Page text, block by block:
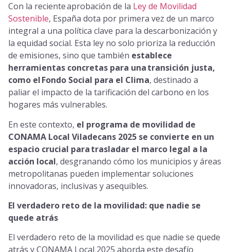
Con la reciente aprobación de la Ley de Movilidad
Sostenible, España dota por primera vez de un marco
integral a una política clave para la descarbonización y
la equidad social. Esta ley no solo prioriza la reducción
de emisiones, sino que también establece
herramientas concretas para una transición justa,
como el Fondo Social para el Clima, destinado a
paliar el impacto de la tarificación del carbono en los
hogares más vulnerables.
En este contexto, el programa de movilidad de
CONAMA Local Viladecans 2025 se convierte en un
espacio crucial para trasladar el marco legal a la
acción local, desgranando cómo los municipios y áreas
metropolitanas pueden implementar soluciones
innovadoras, inclusivas y asequibles.
El verdadero reto de la movilidad: que nadie se
quede atrás
El verdadero reto de la movilidad es que nadie se quede
atrás y CONAMA Local 2025 aborda este desafío